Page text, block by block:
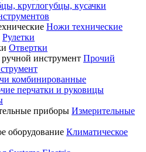
круглогубцы, кусачки
Ножи технические
Рулетки
Отвертки
Прочий
комбинированные
перчатки и руковицы
Измерительные
Климатическое